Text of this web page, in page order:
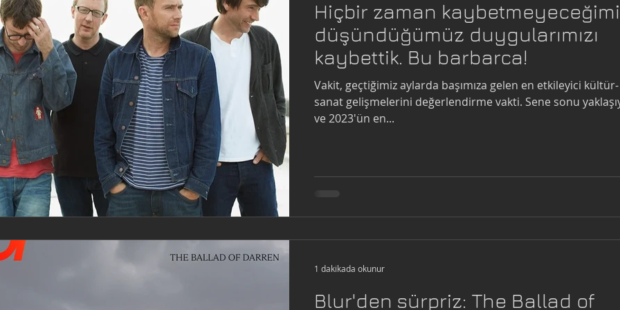
Hiçbir zaman
düşündüğümüz duygularımızı
kaybettik. Bu barbarca!
Vakit, geçtiğimiz aylarda başımıza gelen en etkileyici kültür-
sanat gelişmelerini değerlendirme vakti. Sene sonu
ve 2023'ün en...
Blur'den sürpriz: The Ballad of
1 dakikada okunur